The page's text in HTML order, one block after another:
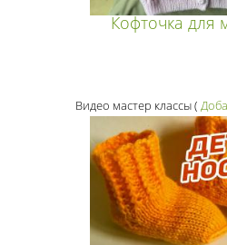
Кофточка для
Видео мастер классы(